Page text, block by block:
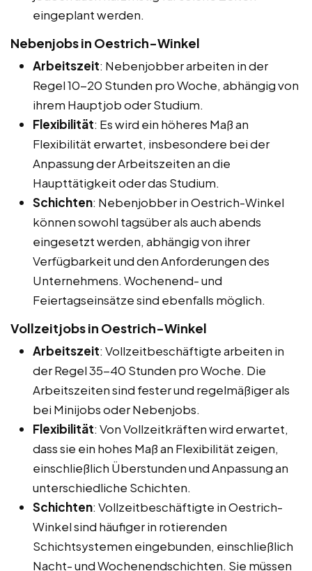
eingeplant werden.
Nebenjobs in Oestrich-Winkel
Arbeitszeit: Nebenjobber arbeiten in der
Regel 10-20 Stunden pro Woche, abhängig von
ihrem Hauptjob oder Studium.
Flexibilität: Es wird ein höheres Maß an
Flexibilität erwartet, insbesondere bei der
Anpassung der Arbeitszeiten an die
Haupttätigkeit oder das Studium.
Schichten: Nebenjobber in Oestrich-Winkel
können sowohl tagsüber als auch abends
eingesetzt werden, abhängig von ihrer
Verfügbarkeit und den Anforderungen des
Unternehmens. Wochenend- und
Feiertagseinsätze sind ebenfalls möglich.
Vollzeitjobs in Oestrich-Winkel
Arbeitszeit: Vollzeitbeschäftigte arbeiten in
der Regel 35-40 Stunden pro Woche. Die
Arbeitszeiten sind fester und regelmäßiger als
bei Minijobs oder Nebenjobs.
Flexibilität: Von Vollzeitkräften wird erwartet,
dass sie ein hohes Maß an Flexibilität zeigen,
einschließlich Überstunden und Anpassung an
unterschiedliche Schichten.
Schichten: Vollzeitbeschäftigte in Oestrich-
Winkel sind häufiger in rotierenden
Schichtsystemen eingebunden, einschließlich
Nacht- und Wochenendschichten. Sie müssen